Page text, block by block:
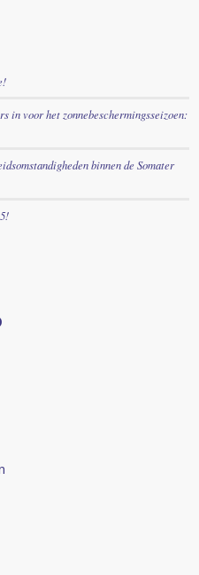
in voor het zonnebeschermingsseizoen:
binnen de Somater